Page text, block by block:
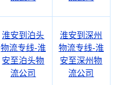
淮安到泊头
物流专线-淮
安至泊头物
流公司
淮安到深州
物流专线-淮
安至深州物
流公司